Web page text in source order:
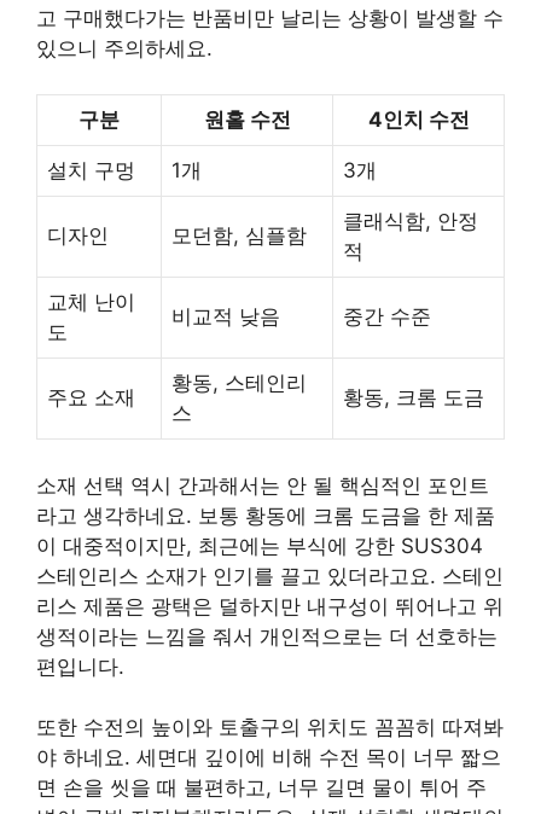
고 구매했다가는 반품비만 날리는 상황이 발생할 수
있으니 주의하세요.
구분 원홀 수전 4인치 수전
설치 구멍 1개 3개
디자인 모던함, 심플함
클래식함, 안정
적
교체 난이
도
비교적 낮음 중간 수준
주요 소재
황동, 스테인리
스
황동, 크롬 도금
소재 선택 역시 간과해서는 안 될 핵심적인 포인트
라고 생각하네요. 보통 황동에 크롬 도금을 한 제품
이 대중적이지만, 최근에는 부식에 강한 SUS304
스테인리스 소재가 인기를 끌고 있더라고요. 스테인
리스 제품은 광택은 덜하지만 내구성이 뛰어나고 위
생적이라는 느낌을 줘서 개인적으로는 더 선호하는
편입니다.
또한 수전의 높이와 토출구의 위치도 꼼꼼히 따져봐
야 하네요. 세면대 깊이에 비해 수전 목이 너무 짧으
면 손을 씻을 때 불편하고, 너무 길면 물이 튀어 주